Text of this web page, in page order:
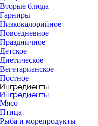
Вторые блюда
Гарниры
Низкокалорийное
Повседневное
Праздничное
Детское
Диетическое
Вегетарианское
Постное
Ингредиенты
Ингредиенты
Мясо
Птица
Рыба и морепродукты